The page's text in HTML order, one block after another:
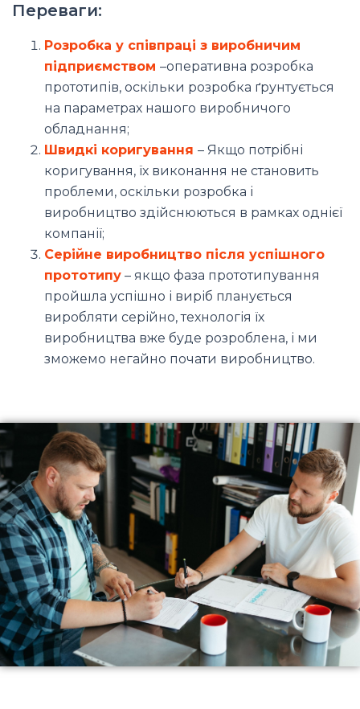
Переваги:
Розробка у співпраці з виробничим
підприємством –оперативна розробка
прототипів, оскільки розробка ґрунтується
на параметрах нашого виробничого
обладнання;
Швидкі коригування – Якщо потрібні
коригування, їх виконання не становить
проблеми, оскільки розробка і
виробництво здійснюються в рамках однієї
компанії;
Серійне виробництво після успішного
прототипу – якщо фаза прототипування
пройшла успішно і виріб планується
виробляти серійно, технологія їх
виробництва вже буде розроблена, і ми
зможемо негайно почати виробництво.